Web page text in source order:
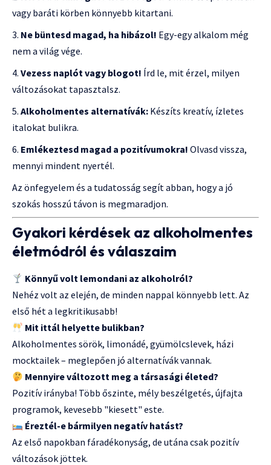
vagy baráti körben könnyebb kitartani.
Ne büntesd magad, ha hibázol! Egy-egy alkalom még
nem a világ vége.
Vezess naplót vagy blogot! Írd le, mit érzel, milyen
változásokat tapasztalsz.
Alkoholmentes alternatívák: Készíts kreatív, ízletes
italokat bulikra.
Emlékeztesd magad a pozitívumokra! Olvasd vissza,
mennyi mindent nyertél.
Az önfegyelem és a tudatosság segít abban, hogy a jó
szokás hosszú távon is megmaradjon.
Gyakori kérdések az alkoholmentes
életmódról és válaszaim
Könnyű volt lemondani az alkoholról?
Nehéz volt az elején, de minden nappal könnyebb lett. Az
első hét a legkritikusabb!
Mit ittál helyette bulikban?
Alkoholmentes sörök, limonádé, gyümölcslevek, házi
mocktailek – meglepően jó alternatívák vannak.
Mennyire változott meg a társasági életed?
Pozitív irányba! Több őszinte, mély beszélgetés, újfajta
programok, kevesebb "kiesett" este.
Éreztél-e bármilyen negatív hatást?
Az első napokban fáradékonyság, de utána csak pozitív
változások jöttek.